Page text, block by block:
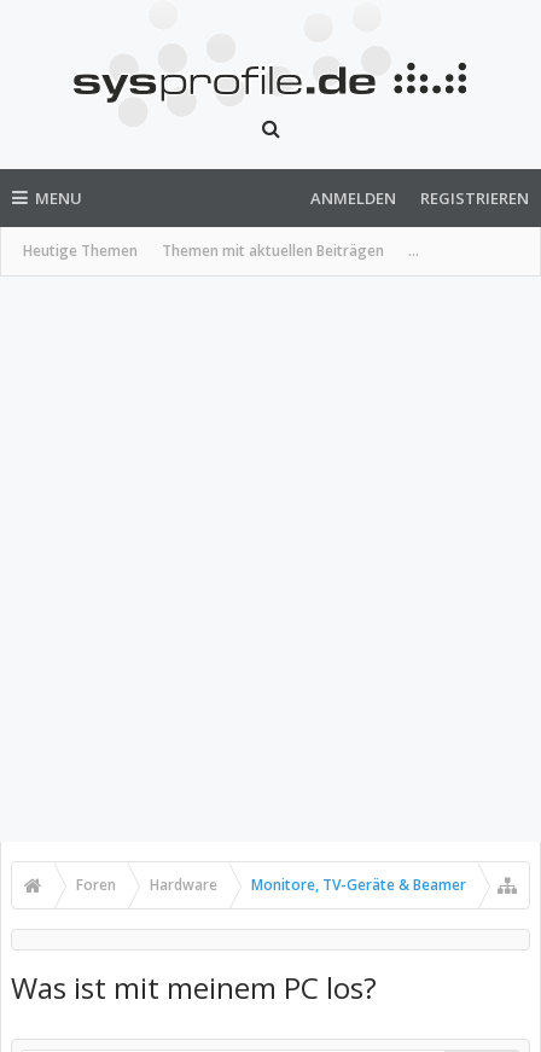
MENU
Heutige Themen Themen mit aktuellen Beiträgen ...
ANMELDEN REGISTRIEREN
Foren Hardware Monitore, TV-Geräte & Beamer
Was ist mit meinem PC los?